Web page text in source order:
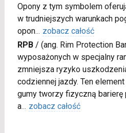
Opony z tym symbolem
w trudniejszych warunkach
opon... zobacz całość
RPB/ (ang. Rim Protection
wyposażonych w specjalny
zmniejsza ryzyko
codziennej jazdy. Ten
gumy tworzy fizyczną
a... zobacz całość